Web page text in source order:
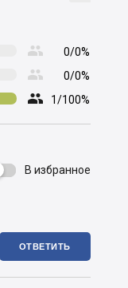
 0/0%
 0/0%
 1/100%
 В избранное
ОТВЕТИТЬ